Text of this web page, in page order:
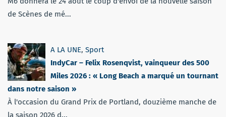
de Scènes de mé...
A LA UNE, Sport
IndyCar – Felix Rosenqvist, vainqueur des 500
Miles 2026 : « Long Beach a marqué un tournant
dans notre saison »
À l'occasion du Grand Prix de Portland, douzième manche de
la saison 2026 d...